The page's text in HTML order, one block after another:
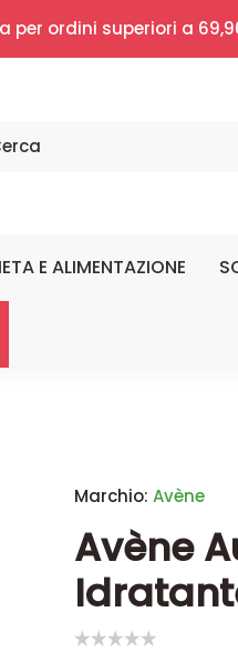
per ordini superiori a
E ALIMENTAZIONE
Marchio: Avène
Avène